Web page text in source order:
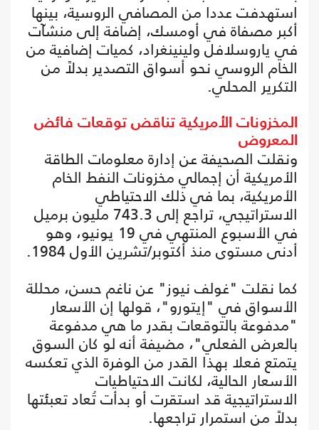
استهدفت عددا من المصافي الروسية، بينها
أكبر مصفاة في أومسك، إضافة إلى منشآت
في ياروسلافل ولينينغراد، كميات إضافية من
الخام الروسي نحو أسواق التصدير بدلاً من
التكرير المحلي.
المخزونات الأمريكية تناقض توقعات فائض
المعروض
ونقلت الصحيفة عن إدارة معلومات الطاقة
الأمريكية أن إجمالي مخزونات النفط الخام
الأمريكية، بما في ذلك الاحتياطي
الاستراتيجي، تراجع إلى 743.3 مليون برميل
في الأسبوع المنتهي في 19 يونيو، وهو
أدنى مستوى منذ أكتوبر/تشرين الأول 1984.
كما نقلت "غولف نيوز" عن ناغم حسن، محللة
الأسواق في "إيتورو"، قولها إن الأسعار
"مدفوعة بالتوقعات بقدر ما هي مدفوعة
بالعرض الفعلي"، مضيفة أنه لو كان السوق
يتمتع فعلا بهذا القدر من الوفرة الذي تعكسه
الأسعار الحالية، لكانت الاحتياطيات
الاستراتيجية قد استقرت أو بدأت تُعاد تعبئتها
بدلاً من استمرار تراجعها.